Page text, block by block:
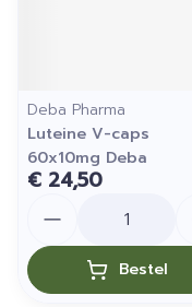
Deba Pharma
Luteine V-caps
60x10mg Deba
€ 24,50
Bestel